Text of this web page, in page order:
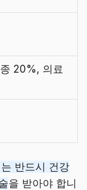
20%, 의료
반드시 건강
을 받아야 합니